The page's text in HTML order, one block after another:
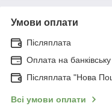
Умови оплати
Післяплата
Оплата на
Післяплата "Нова
Всі умови оплати